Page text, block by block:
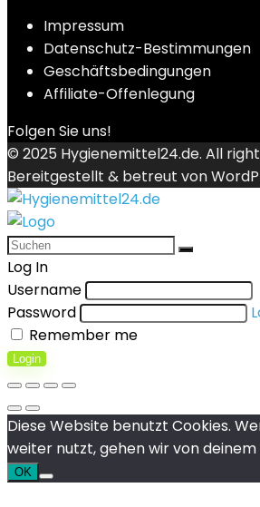
Impressum
Datenschutz-Bestimmungen
Geschäftsbedingungen
Affiliate-Offenlegung
Folgen Sie uns!
© 2025 Hygienemittel24.de. All
Bereitgestellt & betreut von
Log In
Username
Password
Remember me
Login
Diese Website benutzt Cookies.
weiter nutzt, gehen wir von deinem
OK